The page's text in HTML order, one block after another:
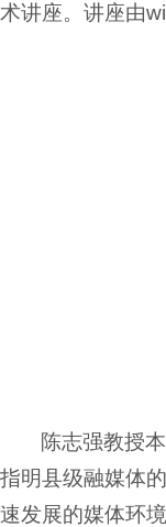
术讲座。讲座由
陈志强教授
指明县级融媒体
速发展的媒体环